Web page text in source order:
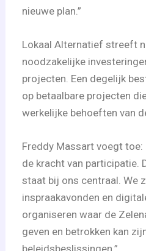
nieuwe plan.”
Lokaal Alternatief streeft
noodzakelijke
projecten. Een degelijk
op betaalbare projecten
werkelijke behoeften van
Freddy Massart voegt toe:
de kracht van participatie.
staat bij ons centraal. We
inspraakavonden en
organiseren waar de
geven en betrokken kan
beleidsbeslissingen.”